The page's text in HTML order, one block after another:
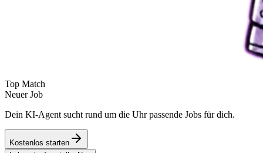
Top Match
Neuer Job
Dein KI-Agent sucht rund um die Uhr passende Jobs für dich.
Kostenlos starten